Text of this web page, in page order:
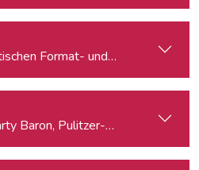
Format- und
Baron, Pulitzer-winning US